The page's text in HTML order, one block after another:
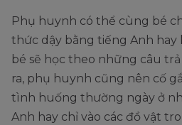
Phụ huynh có thể cùng bé
thức dậy bằng tiếng Anh hay
bé sẽ học theo những câu
ra, phụ huynh cũng nên cố
tình huống thường ngày ở
Anh hay chỉ vào các đồ vật